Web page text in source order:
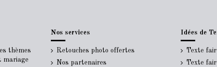
thèmes
mariage
Nos services
Retouches photo offertes
Nos partenaires
Idées de
Texte
Texte